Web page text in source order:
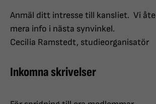
Anmäl ditt intresse till kansliet. Vi
mera info i nästa synvinkel.
Cecilia Ramstedt, studieorganisatör
Inkomna skrivelser